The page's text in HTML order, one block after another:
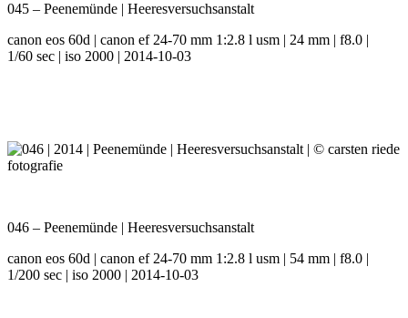
045 – Peenemünde | Heeresversuchsanstalt
canon eos 60d | canon ef 24-70 mm 1:2.8 l usm | 24 mm | f8.0 |
1/60 sec | iso 2000 | 2014-10-03
046 – Peenemünde | Heeresversuchsanstalt
canon eos 60d | canon ef 24-70 mm 1:2.8 l usm | 54 mm | f8.0 |
1/200 sec | iso 2000 | 2014-10-03